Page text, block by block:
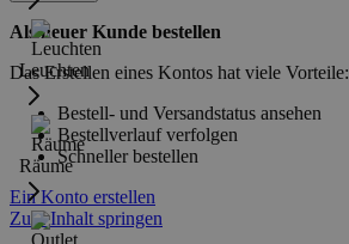
Leuchten
Räume
Als neuer Kunde bestellen
Das Erstellen eines Kontos hat viele Vorteile:
Bestell- und Versandstatus ansehen
Bestellverlauf verfolgen
Schneller bestellen
Ein Konto erstellen
Zum Inhalt springen